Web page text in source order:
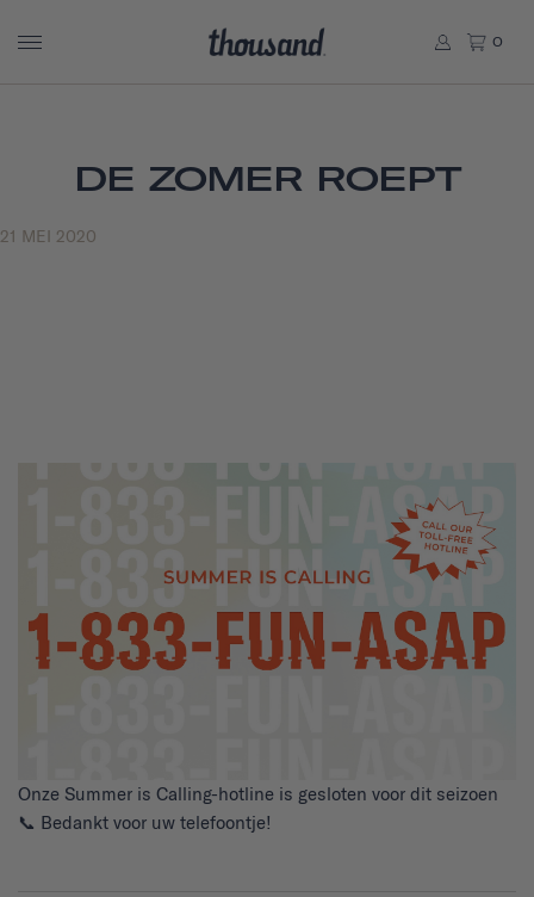
0
DE ZOMER ROEPT
21 MEI 2020
Onze Summer is Calling-hotline is gesloten voor dit seizoen
📞 Bedankt voor uw telefoontje!